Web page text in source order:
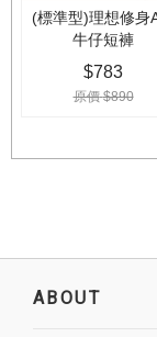
ABOUT